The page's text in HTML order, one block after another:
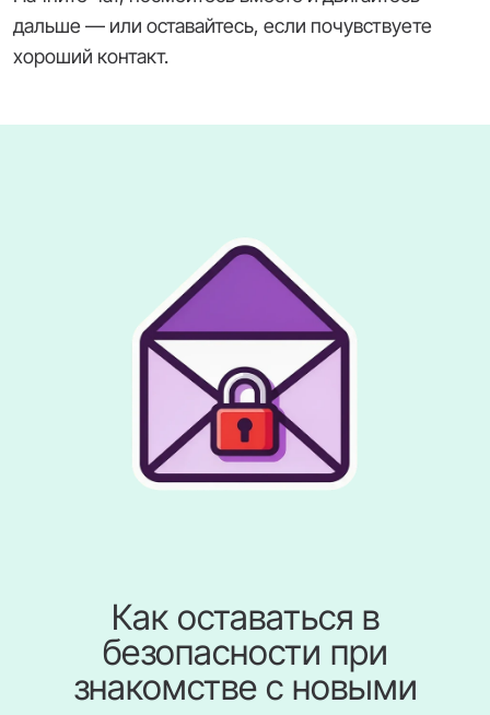
дальше — или оставайтесь, если почувствуете
хороший контакт.
Как оставаться в
безопасности при
знакомстве с новыми